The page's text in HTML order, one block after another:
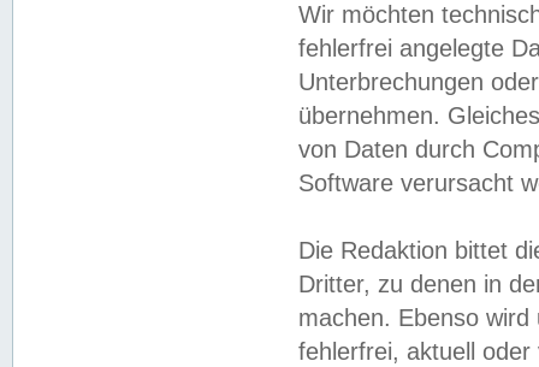
Wir möchten
fehlerfrei angelegte
Unterbrechungen
übernehmen.
von Daten durch
Software verursacht
Die Redaktion bittet
Dritter, zu denen in
machen. Ebenso
fehlerfrei, aktuell oder